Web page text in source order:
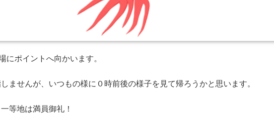
にポイントへ向かいます。
ませんが、いつもの様に０時前後の様子を見て帰ろうかと思います。
等地は満員御礼！